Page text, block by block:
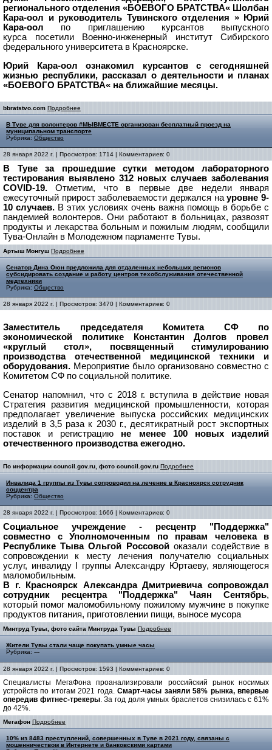
регионального отделения «БОЕВОГО БРАТСТВА« Шолбан
Кара-оол
и руководитель Тувинского отделения » Юрий
Кара-оол по приглашению курсантов выпускного
курса посетили Военно-инженерный институт Сибирского
федерального университета в Красноярске.
Юрий Кара-оол ознакомил курсантов с сегодняшней
жизнью республики, рассказал о деятельности и планах
«БОЕВОГО БРАТСТВА« на ближайшие месяцы.
bbratstvo.com Подробнее
В Туве для волонтеров #МЫВМЕСТЕ организован бесплатный проезд на
муниципальном транспорте
Рубрика: Общество
28 января 2022 г. | Просмотров: 1714 | Комментариев: 0
В Туве за прошедшие сутки методом лабораторного
тестирования выявлено 312 новых случаев заболевания
COVID-19.Отметим, что в первые две недели января
ежесуточный прирост заболеваемости держался науровне 9-
10 случаев. В этих условиях очень важна помощь в борьбе с
пандемией волонтеров. Они работают в больницах, развозят
продукты и лекарства больным и пожилым людям, сообщили
Тува-Онлайн в Молодежном парламенте Тувы.
Артыш Монгуш Подробнее
Сенатор Дина Оюн предложила для отдаленных небольших регионов
субсидировать создание и работу центров техобслуживания отечественной
медтехники
Рубрика: Общество
28 января 2022 г. | Просмотров: 3470 | Комментариев: 0
Заместитель председателя Комитета СФ по
экономической политике Константин Долгов провел
«круглый стол», посвященный стимулированию
производства отечественной медицинской техники и
оборудования. Мероприятие было организовано совместно с
Комитетом СФ по социальной политике.
Сенатор напомнил, что с 2018 г. вступила в действие новая
Стратегия развития медицинской промышленности, которая
предполагает увеличение выпуска российских медицинских
изделий в 3,5 раза к 2030 г., десятикратный рост экспортных
поставок и регистрацию не менее 100 новых изделий
отечественного производства ежегодно.
По информации council.gov.ru, фото council.gov.ru Подробнее
Инвалида 1 группы из Тувы сопроводил на лечение в Красноярск сотрудник
соццентра
Рубрика: Общество
28 января 2022 г. | Просмотров: 1666 | Комментариев: 0
Социальное учреждение - ресцентр "Поддержка"
совместно с Уполномоченным по правам человека в
Республике Тыва Ольгой Россовойоказали содействие в
сопровождении к месту лечения получателю социальных
услуг, инвалиду I группы Александру Юртаеву, являющегося
маломобильным.
В г. Красноярск Александра Дмитриевича сопровождал
сотрудник ресцентра "Поддержка" Чаян Сентябрь,
который помог маломобильному пожилому мужчине в покупке
продуктов питания, приготовлении пищи, выносе мусора
Минтруд Тувы, фото сайта Минтруда Тувы Подробнее
Жители Тувы стали чаще покупать умные часы
Рубрика: ---
28 января 2022 г. | Просмотров: 1593 | Комментариев: 0
Специалисты МегаФона проанализировали российский рынок носимых
устройств по итогам 2021 года.Смарт-часы заняли 58% рынка, впервые
опередив фитнес-трекеры. За год доля умных браслетов снизилась с 61%
до 42%.
Мегафон Подробнее
10% из 8483 преступлений, совершенных в Туве в 2021 году, связаны с
мошенничеством в Интернете и банковскими картами